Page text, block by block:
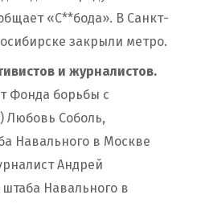
«С**бода». В Санкт-
закрыли метро.
и журналистов.
Фонда борьбы с
Любовь Соболь,
Навального в Москве
Андрей
Навального в